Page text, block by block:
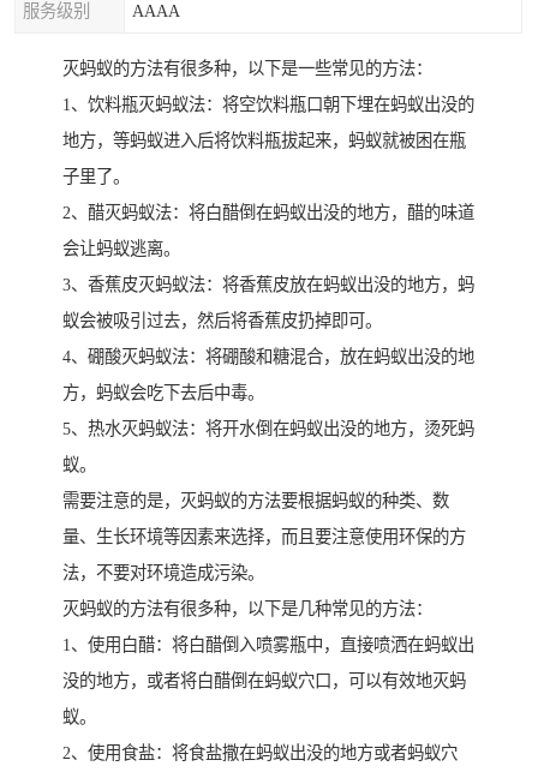
服务级别 AAAA
灭蚂蚁的方法有很多种，以下是一些常见的方法：
1、饮料瓶灭蚂蚁法：将空饮料瓶口朝下埋在蚂蚁出没的
地方，等蚂蚁进入后将饮料瓶拔起来，蚂蚁就被困在瓶
子里了。
2、醋灭蚂蚁法：将白醋倒在蚂蚁出没的地方，醋的味道
会让蚂蚁逃离。
3、香蕉皮灭蚂蚁法：将香蕉皮放在蚂蚁出没的地方，蚂
蚁会被吸引过去，然后将香蕉皮扔掉即可。
4、硼酸灭蚂蚁法：将硼酸和糖混合，放在蚂蚁出没的地
方，蚂蚁会吃下去后中毒。
5、热水灭蚂蚁法：将开水倒在蚂蚁出没的地方，烫死蚂
蚁。
需要注意的是，灭蚂蚁的方法要根据蚂蚁的种类、数
量、生长环境等因素来选择，而且要注意使用环保的方
法，不要对环境造成污染。
灭蚂蚁的方法有很多种，以下是几种常见的方法：
1、使用白醋：将白醋倒入喷雾瓶中，直接喷洒在蚂蚁出
没的地方，或者将白醋倒在蚂蚁穴口，可以有效地灭蚂
蚁。
2、使用食盐：将食盐撒在蚂蚁出没的地方或者蚂蚁穴